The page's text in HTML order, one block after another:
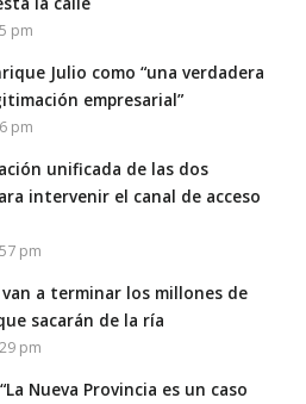
pm
Julio como “una verdadera
empresarial”
pm
unificada de las dos
intervenir el canal de acceso
pm
a terminar los millones de
sacarán de la ría
pm
Nueva Provincia es un caso